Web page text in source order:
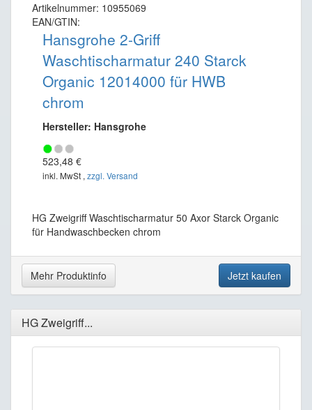
Artikelnummer: 10955069
EAN/GTIN:
Hansgrohe 2-Griff
Waschtischarmatur 240 Starck
Organic 12014000 für HWB
chrom
Hersteller: Hansgrohe
523,48 €
inkl. MwSt , zzgl. Versand
HG Zweigriff Waschtischarmatur 50 Axor Starck Organic
für Handwaschbecken chrom
Mehr Produktinfo Jetzt kaufen
HG Zweigriff...